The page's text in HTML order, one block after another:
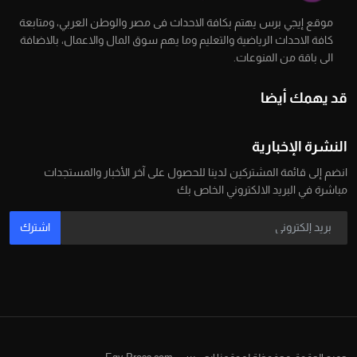
موقع إيجي برس يهتم بكافة الاحداث فى مصر والوطن العربي، ومتابعة
كافة الاحداث الرياضية والتعليم وما يهم سوق المال والاعمال، بالاضافة
الى باقة من المنوعات.
قد يهمك أيضا
النشرة الإخبارية
انضم إلى قائمة المشتركين لدينا للحصول على آخر الأخبار والمستجدات
مباشرة في البريد الالكتروني الخاص بك
اشترك